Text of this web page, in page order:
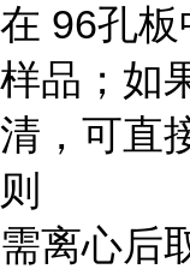
在 96孔
样品；如
清，可直
则
需离心后